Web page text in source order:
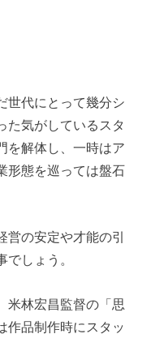
世代にとって幾分シ
た気がしているスタ
を解体し、一時はア
形態を巡っては盤石
の安定や才能の引
しょう。
米林宏昌監督の「思
作品制作時にスタッ